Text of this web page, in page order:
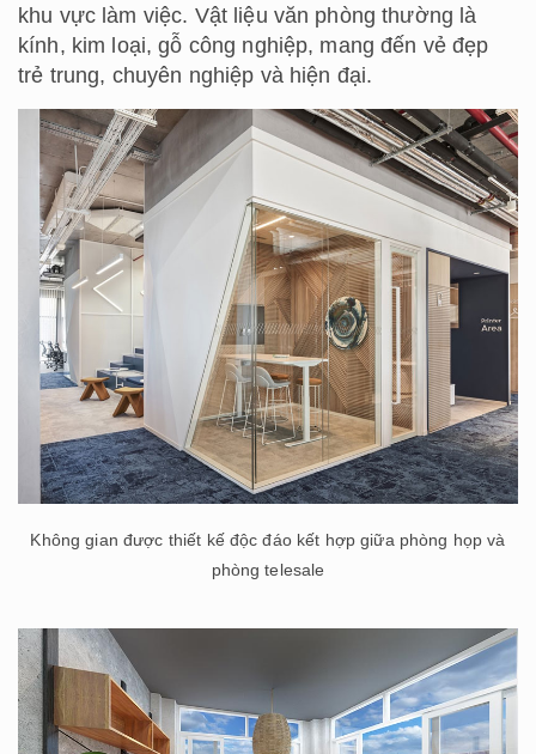
khu vực làm việc. Vật liệu văn phòng thường là
kính, kim loại, gỗ công nghiệp, mang đến vẻ đẹp
trẻ trung, chuyên nghiệp và hiện đại.
Không gian được thiết kế độc đáo kết hợp giữa phòng họp và
phòng telesale